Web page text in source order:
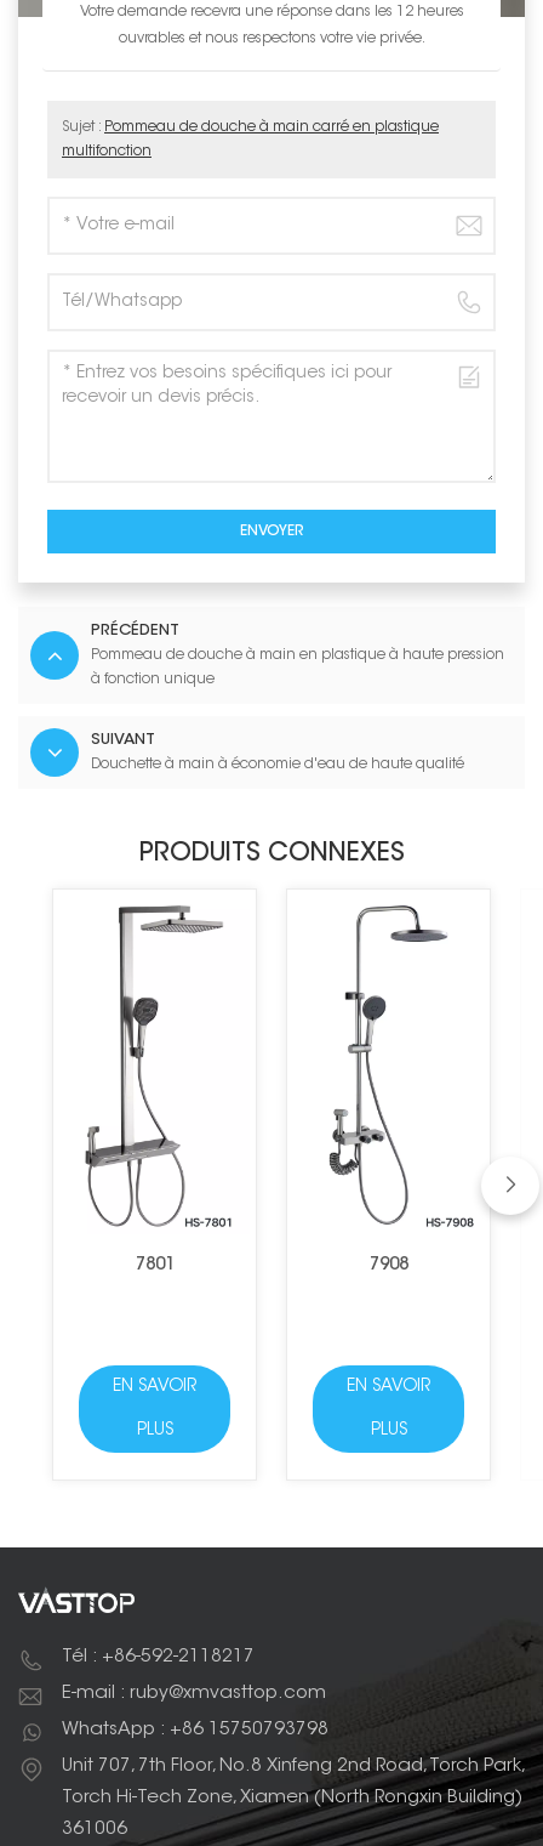
Votre demande recevra une réponse dans les 12 heures
ouvrables et nous respectons votre vie privée.
Sujet : Pommeau de douche à main carré en plastique
multifonction
ENVOYER
PRÉCÉDENT
Pommeau de douche à main en plastique à haute pression
à fonction unique
SUIVANT
Douchette à main à économie d'eau de haute qualité
PRODUITS CONNEXES
7801
EN SAVOIR
PLUS
7908
EN SAVOIR
PLUS
Tél : +86-592-2118217
E-mail : ruby@xmvasttop.com
WhatsApp : +86 15750793798
Unit 707, 7th Floor, No.8 Xinfeng 2nd Road, Torch Park,
Torch Hi-Tech Zone, Xiamen (North Rongxin Building)
361006